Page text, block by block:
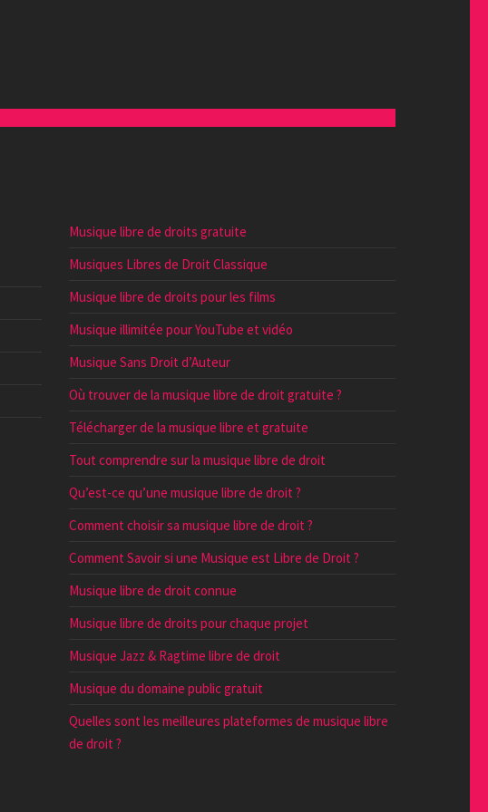
Musique libre de droits gratuite
Musiques Libres de Droit Classique
Musique libre de droits pour les films
Musique illimitée pour YouTube et vidéo
Musique Sans Droit d’Auteur
Où trouver de la musique libre de droit gratuite ?
Télécharger de la musique libre et gratuite
Tout comprendre sur la musique libre de droit
Qu’est-ce qu’une musique libre de droit ?
Comment choisir sa musique libre de droit ?
Comment Savoir si une Musique est Libre de Droit ?
Musique libre de droit connue
Musique libre de droits pour chaque projet
Musique Jazz & Ragtime libre de droit
Musique du domaine public gratuit
Quelles sont les meilleures plateformes de musique libre
de droit ?